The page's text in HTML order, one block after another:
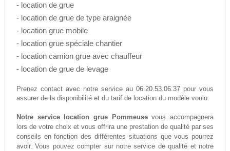
- location de grue
- location de grue de type araignée
- location grue mobile
- location grue spéciale chantier
- location camion grue avec chauffeur
- location de grue de levage
Prenez contact avec notre service au06.20.53.06.37 pour vous
assurer de la disponibilité et du tarif de location du modèle voulu.
Notre service location grue Pommeusevous accompagnera
lors de votre choix et vous offrira une prestation de qualité par ses
conseils en fonction des différentes situations que vous pourrez
avoir. Vous pouvez compter sur notre service de qualité et notre